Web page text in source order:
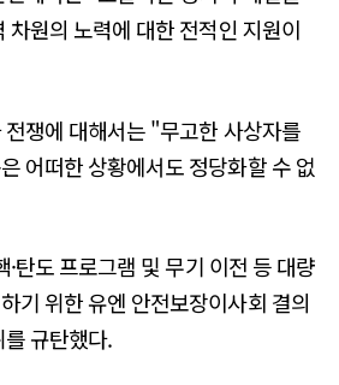
차원의 노력에 대한 전적인 지원이
전쟁에 대해서는 "무고한 사상자를
어떠한 상황에서도 정당화할 수 없
탄도 프로그램 및 무기 이전 등 대량
기 위한 유엔 안전보장이사회 결의
규탄했다.